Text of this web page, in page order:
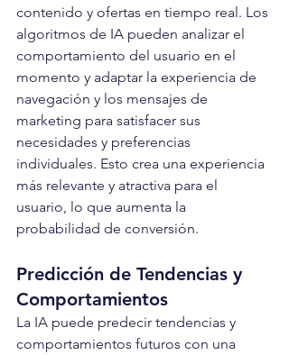
contenido y ofertas en tiempo real. Los
algoritmos de IA pueden analizar el
comportamiento del usuario en el
momento y adaptar la experiencia de
navegación y los mensajes de
marketing para satisfacer sus
necesidades y preferencias
individuales. Esto crea una experiencia
más relevante y atractiva para el
usuario, lo que aumenta la
probabilidad de conversión.
Predicción de Tendencias y
Comportamientos
La IA puede predecir tendencias y
comportamientos futuros con una